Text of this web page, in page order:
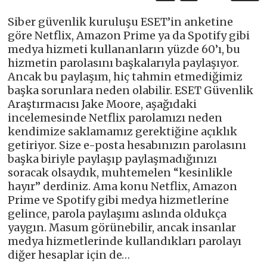
Siber güvenlik kuruluşu ESET’in anketine
göre Netflix, Amazon Prime ya da Spotify gibi
medya hizmeti kullananların yüzde 60’ı, bu
hizmetin parolasını başkalarıyla paylaşıyor.
Ancak bu paylaşım, hiç tahmin etmediğimiz
başka sorunlara neden olabilir. ESET Güvenlik
Araştırmacısı Jake Moore, aşağıdaki
incelemesinde Netflix parolamızı neden
kendimize saklamamız gerektiğine açıklık
getiriyor. Size e-posta hesabınızın parolasını
başka biriyle paylaşıp paylaşmadığınızı
soracak olsaydık, muhtemelen “kesinlikle
hayır” derdiniz. Ama konu Netflix, Amazon
Prime ve Spotify gibi medya hizmetlerine
gelince, parola paylaşımı aslında oldukça
yaygın. Masum görünebilir, ancak insanlar
medya hizmetlerinde kullandıkları parolayı
diğer hesaplar için de…